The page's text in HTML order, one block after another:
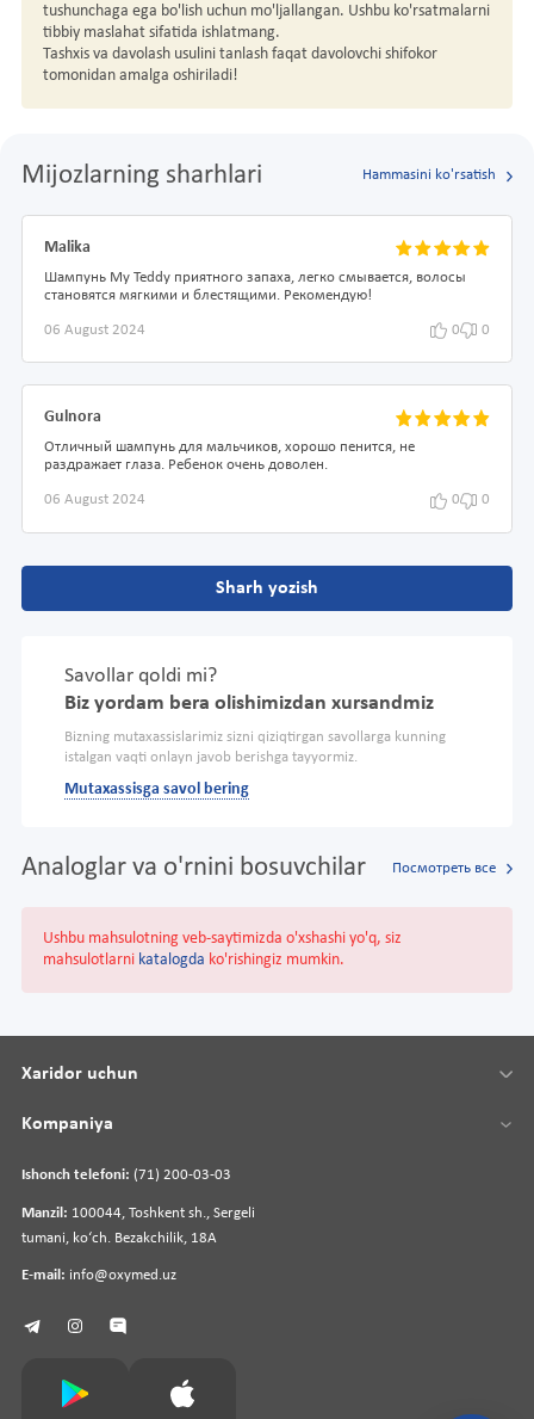
tushunchaga ega bo'lish uchun mo'ljallangan. Ushbu ko'rsatmalarni
tibbiy maslahat sifatida ishlatmang.
Tashxis va davolash usulini tanlash faqat davolovchi shifokor
tomonidan amalga oshiriladi!
Mijozlarning sharhlari Hammasini ko'rsatish
Malika
Шампунь My Teddy приятного запаха, легко смывается, волосы
становятся мягкими и блестящими. Рекомендую!
06 August 2024 0 0
Gulnora
Отличный шампунь для мальчиков, хорошо пенится, не
раздражает глаза. Ребенок очень доволен.
06 August 2024 0 0
Sharh yozish
Savollar qoldi mi?
Biz yordam bera olishimizdan xursandmiz
Bizning mutaxassislarimiz sizni qiziqtirgan savollarga kunning
istalgan vaqti onlayn javob berishga tayyormiz.
Mutaxassisga savol bering
Analoglar va o'rnini bosuvchilar Посмотреть все
Ushbu mahsulotning veb-saytimizda o'xshashi yo'q, siz
mahsulotlarni katalogda ko'rishingiz mumkin.
Ishonch telefoni: (71) 200-03-03
Manzil: 100044, Toshkent sh., Sergeli
tumani, koʻch. Bezakchilik, 18A
E-mail: info@oxymed.uz
Xaridor uchun
Kompaniya